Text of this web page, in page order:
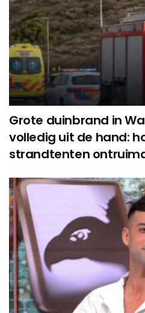
Grote duinbrand in
volledig uit de hand:
strandtenten